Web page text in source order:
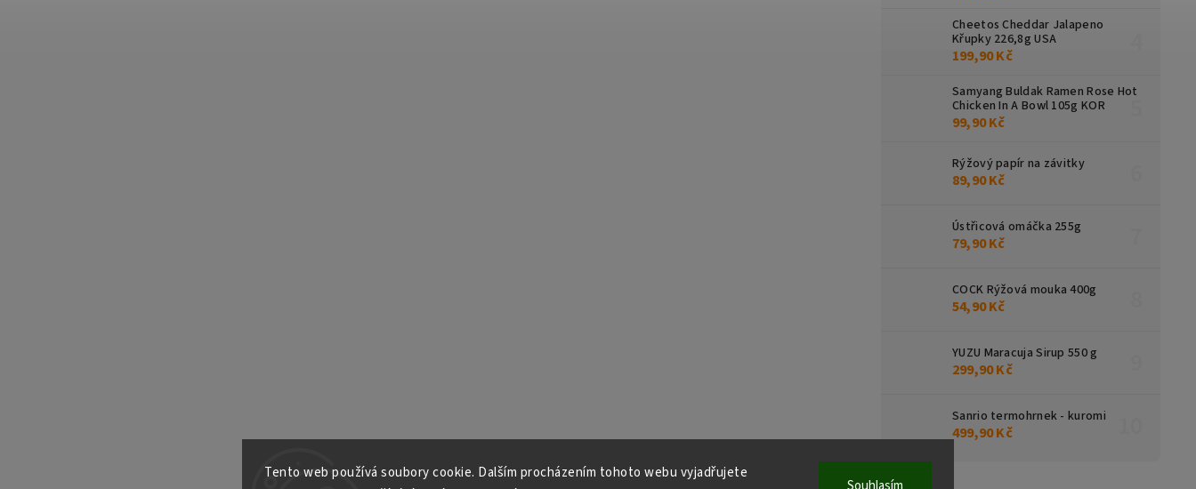
Tento web používá soubory cookie. Dalším procházením tohoto webu vyjadřujete
Cheetos Cheddar Jalapeno
Křupky 226,8g USA
199,90 Kč
Samyang Buldak Ramen Rose Hot
Chicken In A Bowl 105g KOR
99,90 Kč
Rýžový papír na závitky
89,90 Kč
Ústřicová omáčka 255g
79,90 Kč
COCK Rýžová mouka 400g
54,90 Kč
YUZU Maracuja Sirup 550 g
299,90 Kč
Sanrio termohrnek - kuromi
499,90 Kč